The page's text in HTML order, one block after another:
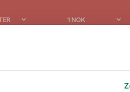
1 NOK
- Profil